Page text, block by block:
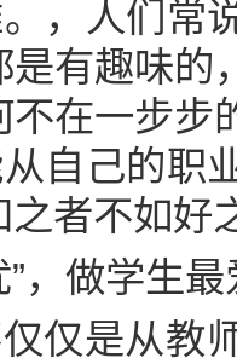
，人们常
是有趣味
不在一步
自己的职
之者不如好
”，做学生
仅是从教